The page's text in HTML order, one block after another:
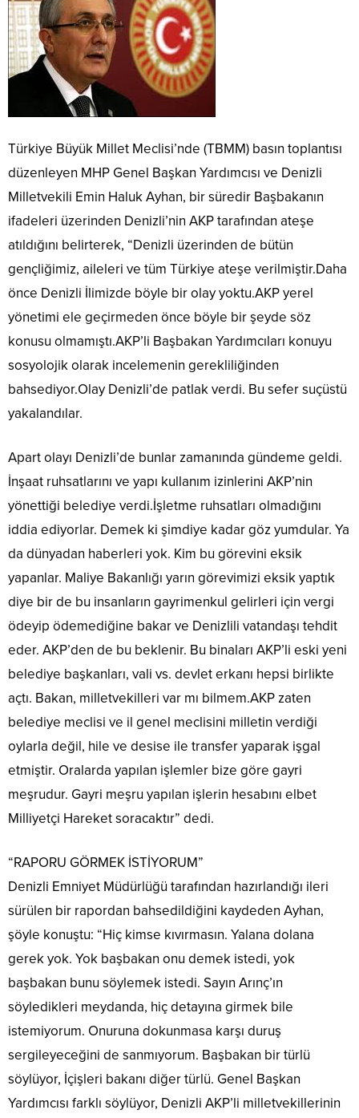
Türkiye Büyük Millet Meclisi’nde (TBMM) basın toplantısı
düzenleyen MHP Genel Başkan Yardımcısı ve Denizli
Milletvekili Emin Haluk Ayhan, bir süredir Başbakanın
ifadeleri üzerinden Denizli’nin AKP tarafından ateşe
atıldığını belirterek, “Denizli üzerinden de bütün
gençliğimiz, aileleri ve tüm Türkiye ateşe verilmiştir.Daha
önce Denizli İlimizde böyle bir olay yoktu.AKP yerel
yönetimi ele geçirmeden önce böyle bir şeyde söz
konusu olmamıştı.AKP’li Başbakan Yardımcıları konuyu
sosyolojik olarak incelemenin gerekliliğinden
bahsediyor.Olay Denizli’de patlak verdi. Bu sefer suçüstü
yakalandılar.
Apart olayı Denizli’de bunlar zamanında gündeme geldi.
İnşaat ruhsatlarını ve yapı kullanım izinlerini AKP’nin
yönettiği belediye verdi.İşletme ruhsatları olmadığını
iddia ediyorlar. Demek ki şimdiye kadar göz yumdular. Ya
da dünyadan haberleri yok. Kim bu görevini eksik
yapanlar. Maliye Bakanlığı yarın görevimizi eksik yaptık
diye bir de bu insanların gayrimenkul gelirleri için vergi
ödeyip ödemediğine bakar ve Denizlili vatandaşı tehdit
eder. AKP’den de bu beklenir. Bu binaları AKP’li eski yeni
belediye başkanları, vali vs. devlet erkanı hepsi birlikte
açtı. Bakan, milletvekilleri var mı bilmem.AKP zaten
belediye meclisi ve il genel meclisini milletin verdiği
oylarla değil, hile ve desise ile transfer yaparak işgal
etmiştir. Oralarda yapılan işlemler bize göre gayri
meşrudur. Gayri meşru yapılan işlerin hesabını elbet
Milliyetçi Hareket soracaktır” dedi.
“RAPORU GÖRMEK İSTİYORUM”
Denizli Emniyet Müdürlüğü tarafından hazırlandığı ileri
sürülen bir rapordan bahsedildiğini kaydeden Ayhan,
şöyle konuştu: “Hiç kimse kıvırmasın. Yalana dolana
gerek yok. Yok başbakan onu demek istedi, yok
başbakan bunu söylemek istedi. Sayın Arınç’ın
söyledikleri meydanda, hiç detayına girmek bile
istemiyorum. Onuruna dokunmasa karşı duruş
sergileyeceğini de sanmıyorum. Başbakan bir türlü
söylüyor, İçişleri bakanı diğer türlü. Genel Başkan
Yardımcısı farklı söylüyor, Denizli AKP’li milletvekillerinin